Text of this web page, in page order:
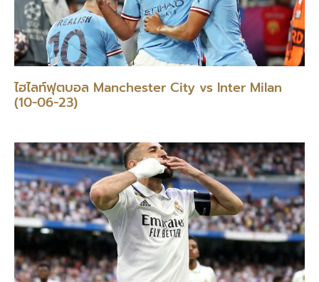
ไฮไลท์ฟุตบอล Manchester City vs Inter Milan
(10-06-23)